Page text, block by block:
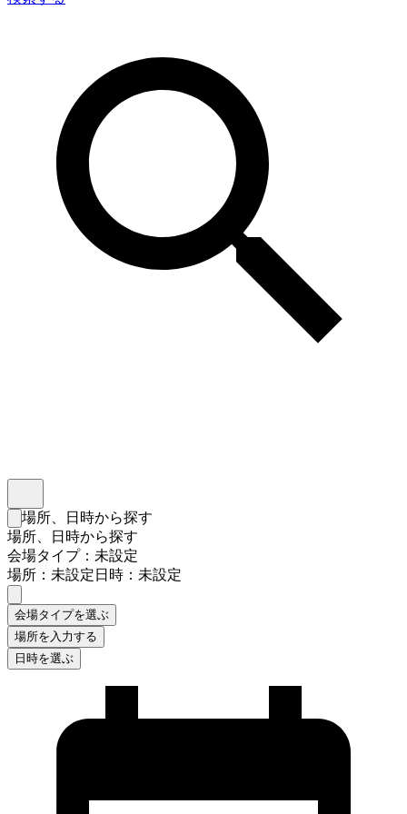
検索フォームを閉じる
場所、日時から探す
場所、日時から探す
会場タイプ：未設定
場所：未設定日時：未設定
会場タイプを選ぶ
場所を入力する
日時を選ぶ